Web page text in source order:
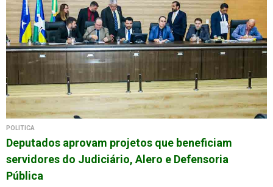
POLÍTICA
Deputados aprovam projetos que beneficiam
servidores do Judiciário, Alero e Defensoria
Pública